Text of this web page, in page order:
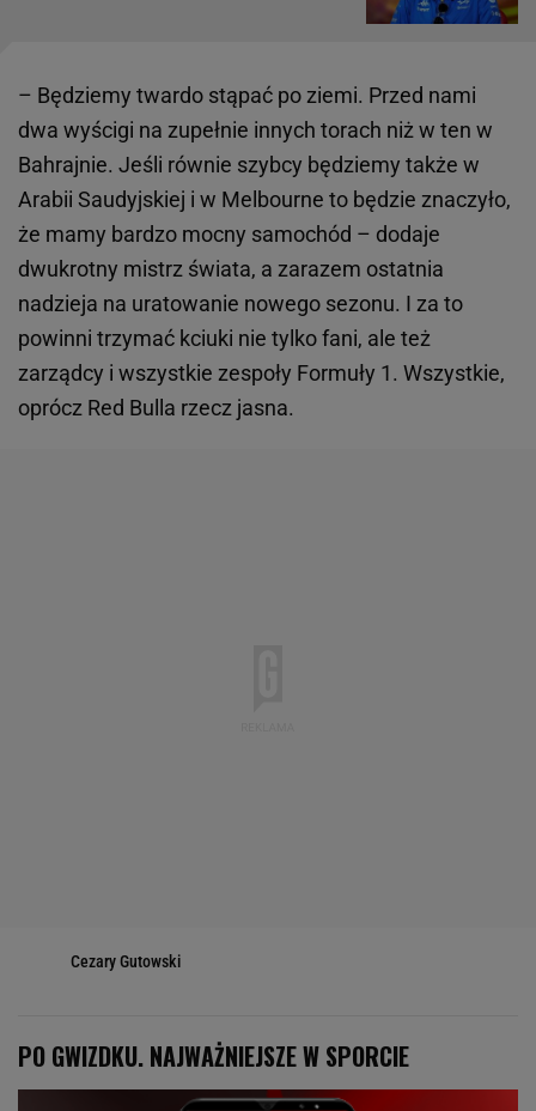
– Będziemy twardo stąpać po ziemi. Przed nami
dwa wyścigi na zupełnie innych torach niż w ten w
Bahrajnie. Jeśli równie szybcy będziemy także w
Arabii Saudyjskiej i w Melbourne to będzie znaczyło,
że mamy bardzo mocny samochód – dodaje
dwukrotny mistrz świata, a zarazem ostatnia
nadzieja na uratowanie nowego sezonu. I za to
powinni trzymać kciuki nie tylko fani, ale też
zarządcy i wszystkie zespoły Formuły 1. Wszystkie,
oprócz Red Bulla rzecz jasna.
Cezary Gutowski